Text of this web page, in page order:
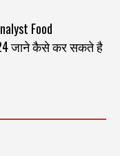
Food
जाने कैसे कर सकते है